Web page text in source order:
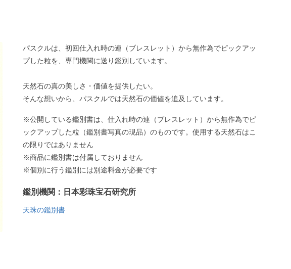
パスクルは、初回仕入れ時の連（ブレスレット）から無作為でピックアッ
プした粒を、専門機関に送り鑑別しています。
天然石の真の美しさ・価値を提供したい。
そんな想いから、パスクルでは天然石の価値を追及しています。
※公開している鑑別書は、仕入れ時の連（ブレスレット）から無作為でピ
ックアップした粒（鑑別書写真の現品）のものです。使用する天然石はこ
の限りではありません
※商品に鑑別書は付属しておりません
※個別に行う鑑別には別途料金が必要です
鑑別機関：日本彩珠宝石研究所
天珠の鑑別書